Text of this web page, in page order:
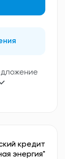
кредит
энергия"